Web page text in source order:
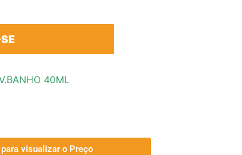
40ML
visualizar o Preço